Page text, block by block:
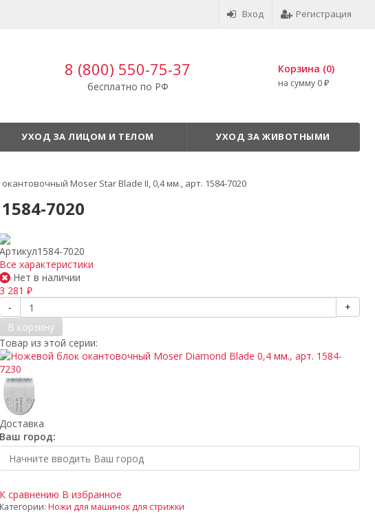
Вход Регистрация
8 (800) 550-75-37
бесплатно по РФ
Корзина (0)
на сумму 0 ₽
УХОД ЗА ЛИЦОМ И ТЕЛОМ УХОД ЗА ЖИВОТНЫМИ
Moser Star Blade II, 0,4 мм., арт. 1584-7020
7020
Артикул1584-7020
Все характеристики
Нет в наличии
3 281 ₽
-
+
В корзину
Товар из этой серии:
Доставка
Ваш город:
К сравнению В избранное
Категории: Ножи для машинок для стрижки